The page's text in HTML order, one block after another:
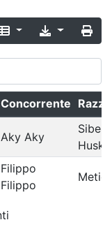
Concorrente Razza
Aky Aky
Husky
Filippo
Filippo